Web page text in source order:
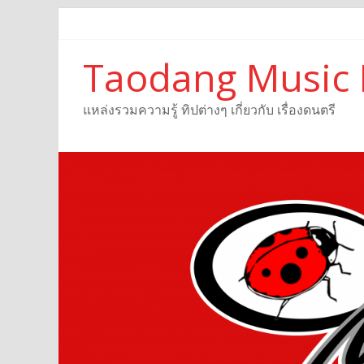
Taodang Music
แหล่งรวมความรู้ ทิปต่างๆ เกี่ยวกับ เรื่องดนตรี